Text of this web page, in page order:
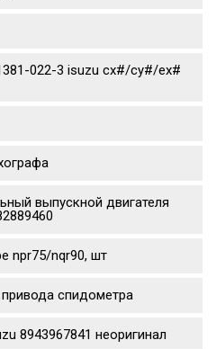
022-3 isuzu cx#/cy#/ex#
выпускной двигателя
npr75/nqr90, шт
спидометра
8943967841 неоригинал